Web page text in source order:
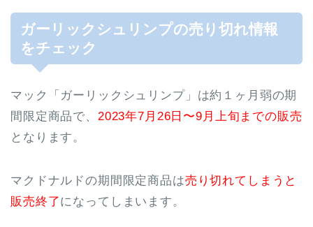
ガーリックシュリンプの売り切れ情報
をチェック
マック「ガーリックシュリンプ」は約１ヶ月弱の期
間限定商品で、 2023年7月26日〜9月上旬までの販売
となります。
マクドナルドの期間限定商品は売り切れてしまうと
販売終了になってしまいます。